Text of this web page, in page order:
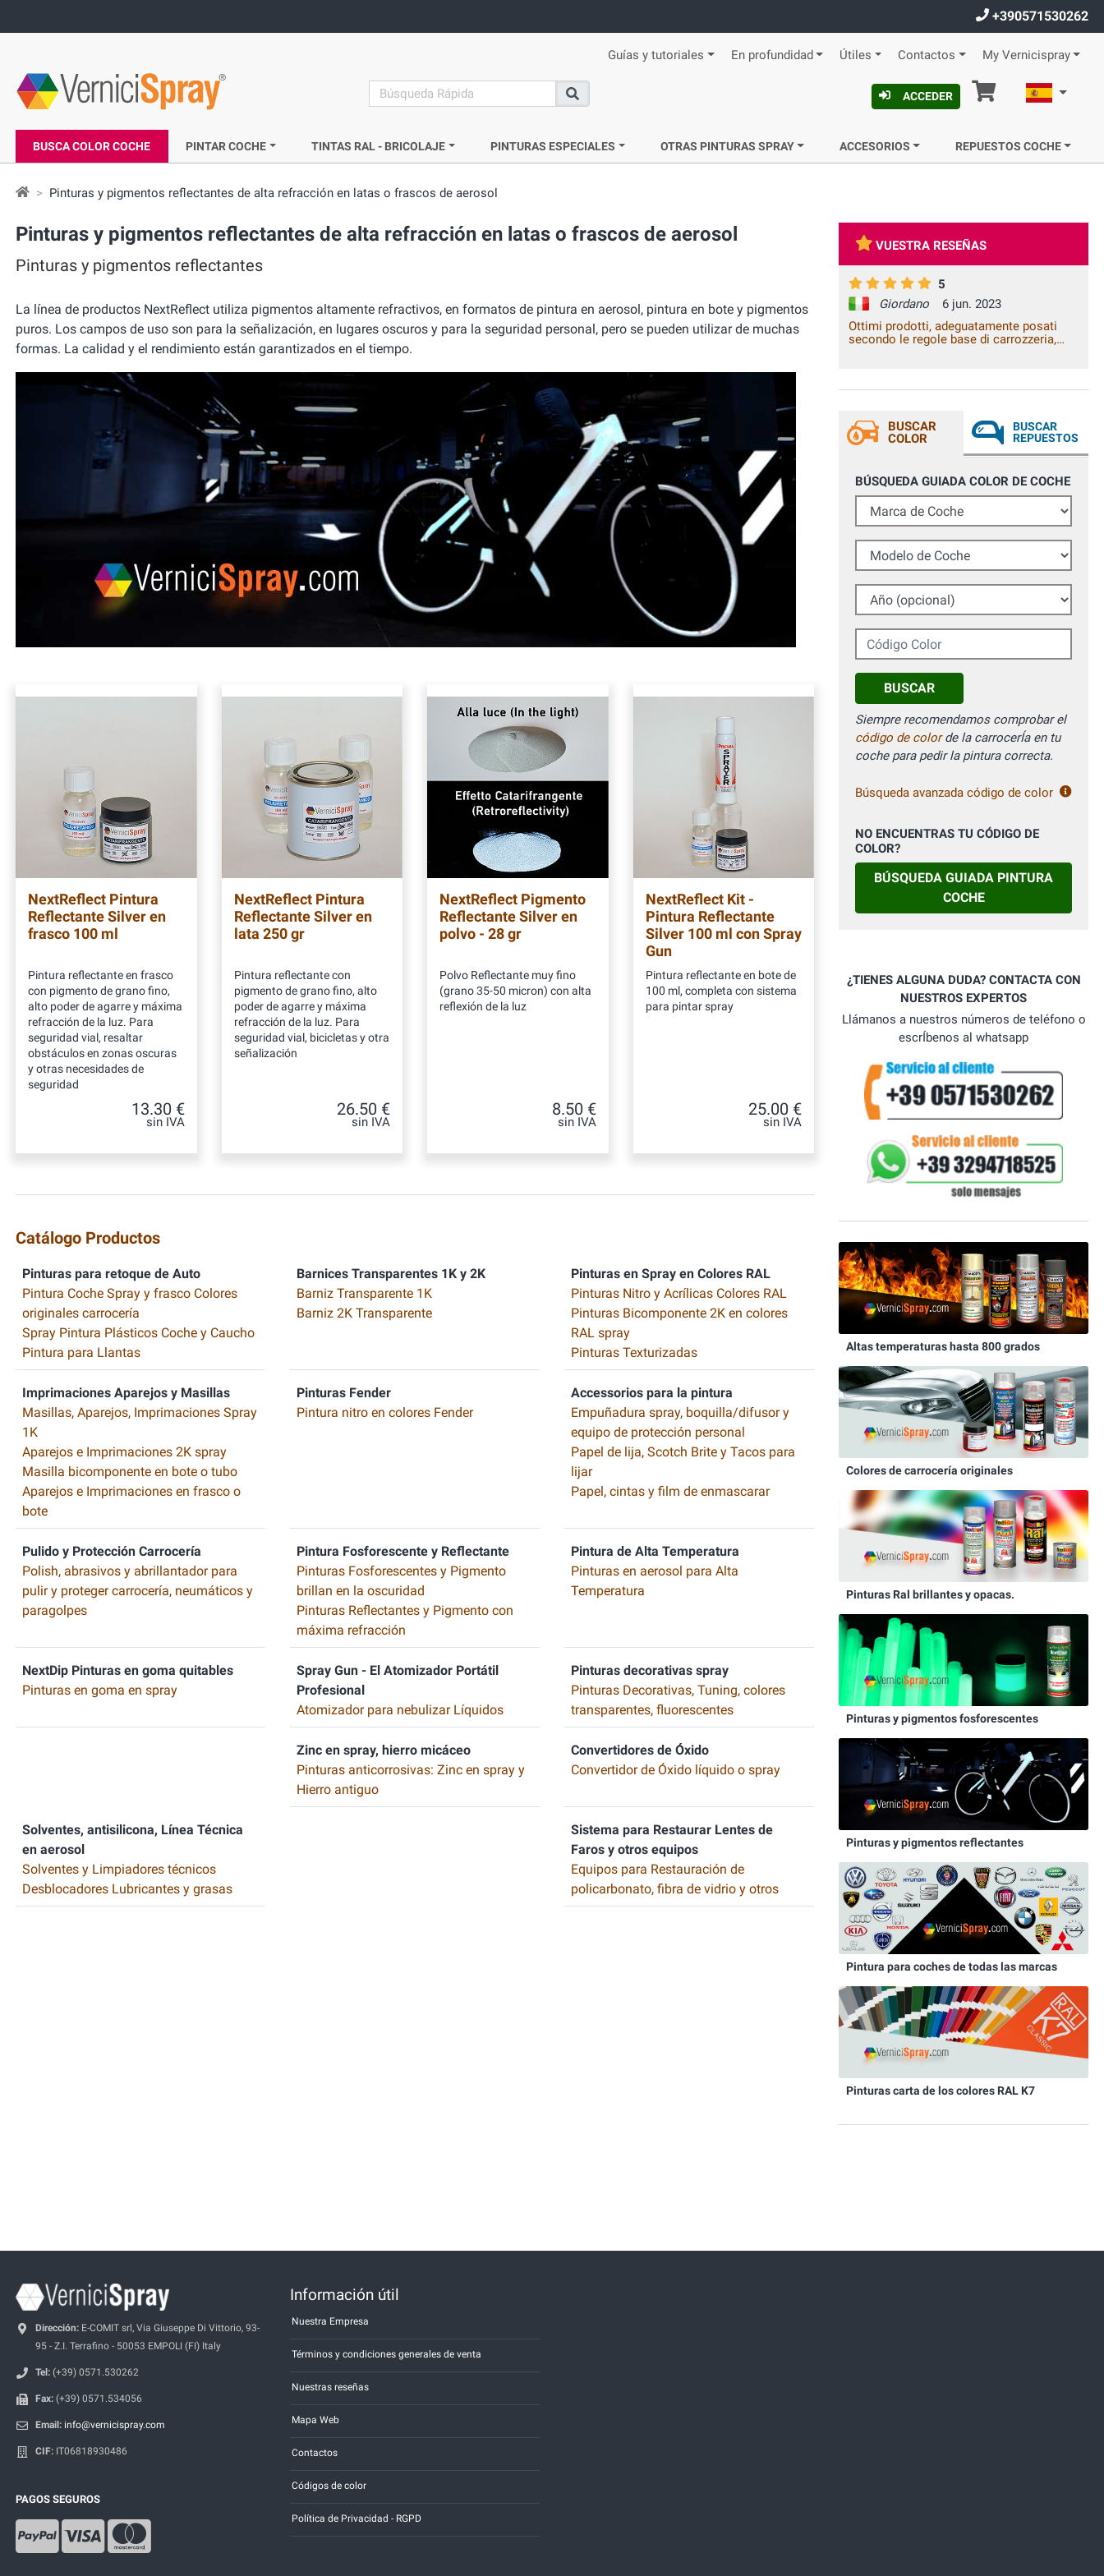
+390571530262
Guías y tutoriales En profundidad Útiles Contactos My Vernicispray
search
Buscar
ACCEDER Cesta Español
BUSCA COLOR COCHE PINTAR COCHE TINTAS RAL - BRICOLAJE PINTURAS ESPECIALES OTRAS PINTURAS SPRAY ACCESORIOS REPUESTOS COCHE
Pinturas y pigmentos reflectantes de alta refracción en latas o frascos de aerosol
Pinturas y pigmentos reflectantes de alta refracción en latas o frascos de aerosol
Pinturas y pigmentos reflectantes
La línea de productos NextReflect utiliza pigmentos altamente refractivos, en formatos de pintura en aerosol, pintura en bote y pigmentos
puros. Los campos de uso son para la señalización, en lugares oscuros y para la seguridad personal, pero se pueden utilizar de muchas
formas. La calidad y el rendimiento están garantizados en el tiempo.
NextReflect Pintura
Reflectante Silver en
frasco 100 ml
Pintura reflectante en frasco
con pigmento de grano fino,
alto poder de agarre y máxima
refracción de la luz. Para
seguridad vial, resaltar
obstáculos en zonas oscuras
y otras necesidades de
seguridad
13.30 €
sin IVA
NextReflect Pintura
Reflectante Silver en
lata 250 gr
Pintura reflectante con
pigmento de grano fino, alto
poder de agarre y máxima
refracción de la luz. Para
seguridad vial, bicicletas y otra
señalización
26.50 €
sin IVA
NextReflect Pigmento
Reflectante Silver en
polvo - 28 gr
Polvo Reflectante muy fino
(grano 35-50 micron) con alta
reflexión de la luz
8.50 €
sin IVA
NextReflect Kit -
Pintura Reflectante
Silver 100 ml con Spray
Gun
Pintura reflectante en bote de
100 ml, completa con sistema
para pintar spray
25.00 €
sin IVA
Catálogo Productos
Pinturas para retoque de Auto
Pintura Coche Spray y frasco Colores
originales carrocería
Spray Pintura Plásticos Coche y Caucho
Pintura para Llantas
Barnices Transparentes 1K y 2K
Barniz Transparente 1K
Barniz 2K Transparente
Pinturas en Spray en Colores RAL
Pinturas Nitro y Acrílicas Colores RAL
Pinturas Bicomponente 2K en colores
RAL spray
Pinturas Texturizadas
Imprimaciones Aparejos y Masillas
Masillas, Aparejos, Imprimaciones Spray
1K
Aparejos e Imprimaciones 2K spray
Masilla bicomponente en bote o tubo
Aparejos e Imprimaciones en frasco o
bote
Pinturas Fender
Pintura nitro en colores Fender
Accessorios para la pintura
Empuñadura spray, boquilla/difusor y
equipo de protección personal
Papel de lija, Scotch Brite y Tacos para
lijar
Papel, cintas y film de enmascarar
Pulido y Protección Carrocería
Polish, abrasivos y abrillantador para
pulir y proteger carrocería, neumáticos y
paragolpes
Pintura Fosforescente y Reflectante
Pinturas Fosforescentes y Pigmento
brillan en la oscuridad
Pinturas Reflectantes y Pigmento con
máxima refracción
Pintura de Alta Temperatura
Pinturas en aerosol para Alta
Temperatura
NextDip Pinturas en goma quitables
Pinturas en goma en spray
Spray Gun - El Atomizador Portátil
Profesional
Atomizador para nebulizar Líquidos
Pinturas decorativas spray
Pinturas Decorativas, Tuning, colores
transparentes, fluorescentes
Zinc en spray, hierro micáceo
Pinturas anticorrosivas: Zinc en spray y
Hierro antiguo
Convertidores de Óxido
Convertidor de Óxido líquido o spray
Solventes, antisilicona, Línea Técnica
en aerosol
Solventes y Limpiadores técnicos
Desblocadores Lubricantes y grasas
Sistema para Restaurar Lentes de
Faros y otros equipos
Equipos para Restauración de
policarbonato, fibra de vidrio y otros
VUESTRA RESEÑAS
5
Giordano
6 jun. 2023
Ottimi prodotti, adeguatamente posati
secondo le regole base di carrozzeria,
del colore del tutto identico all'originale
Grazie
BUSCAR
COLOR
BUSCAR
REPUESTOS
BÚSQUEDA GUIADA COLOR DE COCHE
Marca de Coche
Modelo de Coche
Año (opcional)
Código Color
BUSCAR
Siempre recomendamos comprobar el
código de colorde la carrocerÍa en tu
coche para pedir la pintura correcta.
Búsqueda avanzada código de color
NO ENCUENTRAS TU CÓDIGO DE
COLOR?
BÚSQUEDA GUIADA PINTURA
COCHE
¿TIENES ALGUNA DUDA? CONTACTA CON
NUESTROS EXPERTOS
Llámanos a nuestros números de teléfono o
escrÍbenos al whatsapp
Altas temperaturas hasta 800 grados
Colores de carrocería originales
Pinturas Ral brillantes y opacas.
Pinturas y pigmentos fosforescentes
Pinturas y pigmentos reflectantes
Pintura para coches de todas las marcas
Pinturas carta de los colores RAL K7
Dirección: E-COMIT srl, Via Giuseppe Di Vittorio, 93-
95 - Z.I. Terrafino - 50053 EMPOLI (FI) Italy
Tel: (+39) 0571.530262
Fax: (+39) 0571.534056
Email: info@vernicispray.com
CIF: IT06818930486
PAGOS SEGUROS
Información útil
Nuestra Empresa
Términos y condiciones generales de venta
Nuestras reseñas
Mapa Web
Contactos
Códigos de color
Política de Privacidad - RGPD